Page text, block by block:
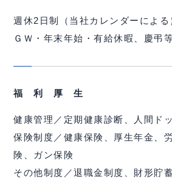
週休2日制（当社カレンダーによる
ＧＷ・年末年始・有給休暇、慶弔
福 利 厚 生
健康管理／定期健康診断、人間ド
保険制度／健康保険、厚生年金、
険、ガン保険
その他制度／退職金制度、財形貯